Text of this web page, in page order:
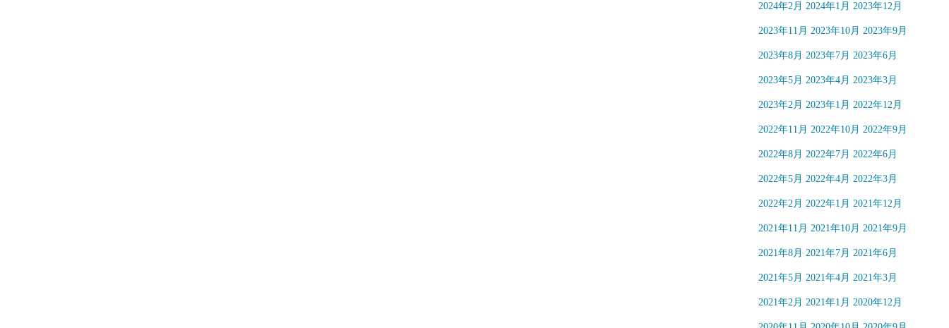
2024年2月 2024年1月 2023年12月
2023年11月 2023年10月 2023年9月
2023年8月 2023年7月 2023年6月
2023年5月 2023年4月 2023年3月
2023年2月 2023年1月 2022年12月
2022年11月 2022年10月 2022年9月
2022年8月 2022年7月 2022年6月
2022年5月 2022年4月 2022年3月
2022年2月 2022年1月 2021年12月
2021年11月 2021年10月 2021年9月
2021年8月 2021年7月 2021年6月
2021年5月 2021年4月 2021年3月
2021年2月 2021年1月 2020年12月